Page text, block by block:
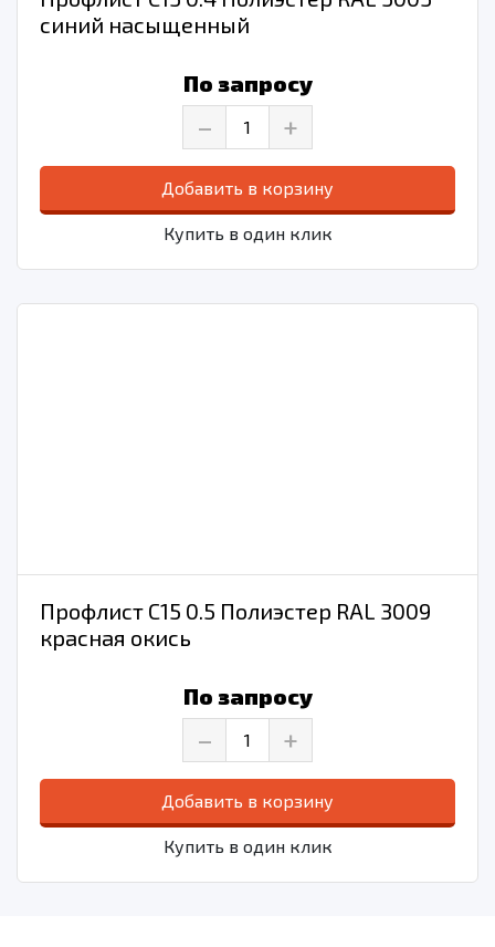
синий насыщенный
По запросу
– +
Добавить в корзину
Купить в один клик
Профлист С15 0.5 Полиэстер RAL 3009
красная окись
По запросу
– +
Добавить в корзину
Купить в один клик